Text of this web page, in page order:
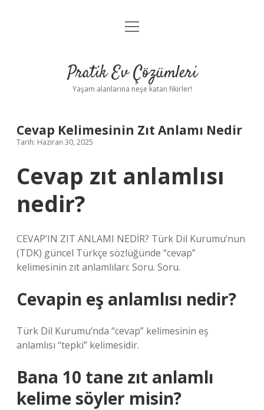
Anasayfa
Yasal Uyarı
menüyü
Pratik Ev Çözümleri
Yaşam alanlarına neşe katan fikirler!
Cevap Kelimesinin Zıt Anlamı Nedir
Tarih: Haziran 30, 2025
Cevap zıt anlamlısı
nedir?
CEVAP’IN ZIT ANLAMI NEDİR? Türk Dil Kurumu’nun
(TDK) güncel Türkçe sözlüğünde “cevap”
kelimesinin zıt anlamlıları: Soru. Soru.
Cevapin eş anlamlısı nedir?
Türk Dil Kurumu’nda “cevap” kelimesinin eş
anlamlısı “tepki” kelimesidir.
Bana 10 tane zıt anlamlı
kelime söyler misin?